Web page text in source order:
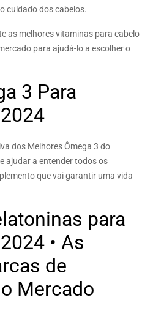
cuidado dos cabelos.
as melhores vitaminas para cabelo
para ajudá-lo a escolher o
3 Para
dos Melhores Ômega 3 do
ajudar a entender todos os
que vai garantir uma vida
para
• As
de
Mercado